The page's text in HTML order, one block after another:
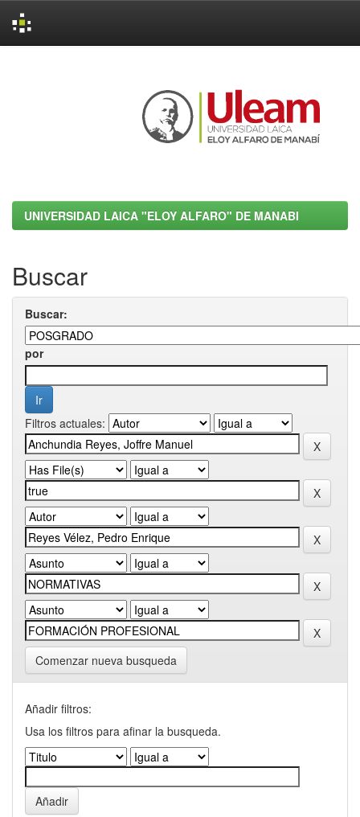
UNIVERSIDAD LAICA "ELOY ALFARO" DE MANABI
Buscar
Buscar:
por
Filtros actuales:
Comenzar nueva busqueda
Añadir filtros:
Usa los filtros para afinar la busqueda.